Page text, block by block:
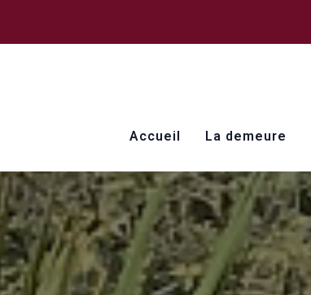
Accueil La demeure